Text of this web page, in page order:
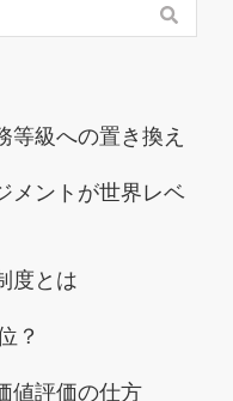
級への置き換え
メントが世界レベ
度とは
？
値評価の仕方